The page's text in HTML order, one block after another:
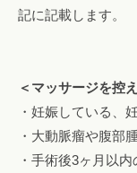
記に記載します。
＜マッサージを控
・妊娠している、
・大動脈瘤や腹部
・手術後3ヶ月以内